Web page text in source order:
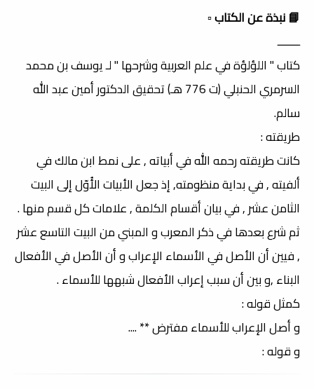
📘 نبذة عن الكتاب▫️
ــــــــ
كتاب " اللؤلؤة في علم العربية وشرحها " لـ يوسف بن محمد
السرمري الحنبلي (ت 776 هـ) تحقيق الدكتور أمين عبد الله
سالم.
طريقته :
كانت طريقته رحمه الله في أبياته , على نمط ابن مالك في
ألفيته , في بداية منظومته, إذ جعل الأبيات الأُوّل إلى البيت
الثامن عشر , في بيان أقسام الكلمة , علامات كل قسم منها .
ثم شرع بعدها في ذكر المعرب و المبني من البيت التاسع عشر
, فيين أن الأصل في الأسماء الإعراب و أن الأصل في الأفعال
البناء ,و بين أن سبب إعراب الأفعال شبهها للأسماء .
كمثل قوله :
و أصل الإعراب للأسماء مفترض ** ....
و قوله :